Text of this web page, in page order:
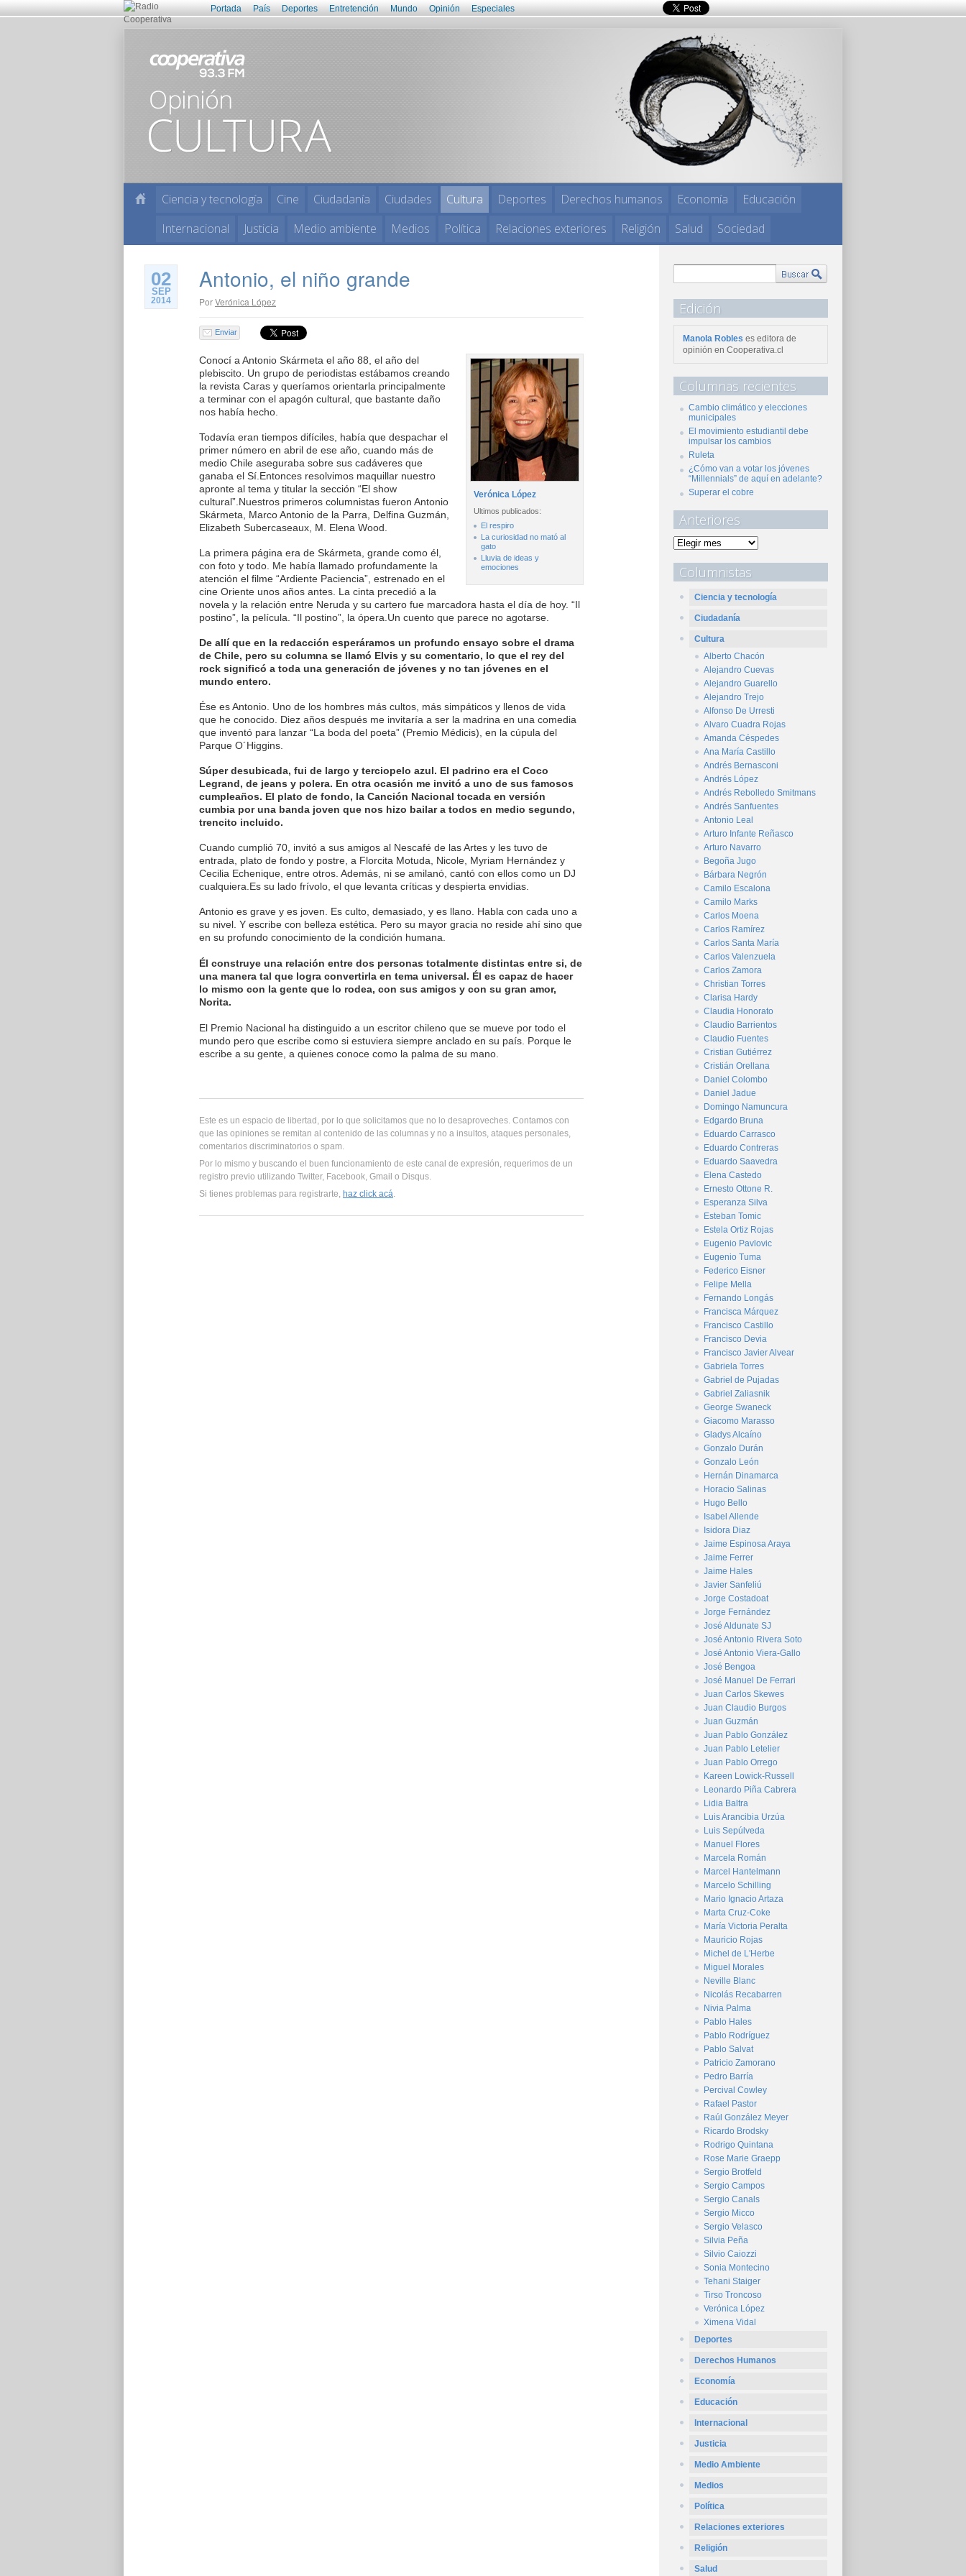
Portada País Deportes Entretención Mundo Opinión Especiales
Ciencia y tecnología Cine Ciudadanía Ciudades Cultura Deportes Derechos humanos Economía
Educación
Internacional
Justicia Medio ambiente Medios Política Relaciones exteriores Religión Salud Sociedad
02
SEP
2014
Antonio, el niño grande
PorVerónica López
Enviar
Verónica López
Ultimos publicados:
El respiro
La curiosidad no mató al
gato
Lluvia de ideas y
emociones
Conocí a Antonio Skármeta el año 88, el año del
plebiscito. Un grupo de periodistas estábamos creando
la revista Caras y queríamos orientarla principalmente
a terminar con el apagón cultural, que bastante daño
nos había hecho.
Todavía eran tiempos difíciles, había que despachar el
primer número en abril de ese año, cuando más de
medio Chile aseguraba sobre sus cadáveres que
ganaba el Sí.Entonces resolvimos maquillar nuestro
apronte al tema y titular la sección “El show
cultural”.Nuestros primeros columnistas fueron Antonio
Skármeta, Marco Antonio de la Parra, Delfina Guzmán,
Elizabeth Subercaseaux, M. Elena Wood.
La primera página era de Skármeta, grande como él,
con foto y todo. Me había llamado profundamente la
atención el filme “Ardiente Paciencia”, estrenado en el
cine Oriente unos años antes. La cinta precedió a la
novela y la relación entre Neruda y su cartero fue marcadora hasta el día de hoy. “Il
postino”, la película. “Il postino”, la ópera.Un cuento que parece no agotarse.
De allí que en la redacción esperáramos un profundo ensayo sobre el drama
de Chile, pero su columna se llamó Elvis y su comentario, lo que el rey del
rock significó a toda una generación de jóvenes y no tan jóvenes en el
mundo entero.
Ése es Antonio. Uno de los hombres más cultos, más simpáticos y llenos de vida
que he conocido. Diez años después me invitaría a ser la madrina en una comedia
que inventó para lanzar “La boda del poeta” (Premio Médicis), en la cúpula del
Parque O´Higgins.
Súper desubicada, fui de largo y terciopelo azul. El padrino era el Coco
Legrand, de jeans y polera. En otra ocasión me invitó a uno de sus famosos
cumpleaños. El plato de fondo, la Canción Nacional tocada en versión
cumbia por una banda joven que nos hizo bailar a todos en medio segundo,
trencito incluido.
Cuando cumplió 70, invitó a sus amigos al Nescafé de las Artes y les tuvo de
entrada, plato de fondo y postre, a Florcita Motuda, Nicole, Myriam Hernández y
Cecilia Echenique, entre otros. Además, ni se amilanó, cantó con ellos como un DJ
cualquiera.Es su lado frívolo, el que levanta críticas y despierta envidias.
Antonio es grave y es joven. Es culto, demasiado, y es llano. Habla con cada uno a
su nivel. Y escribe con belleza estética. Pero su mayor gracia no reside ahí sino que
en su profundo conocimiento de la condición humana.
Él construye una relación entre dos personas totalmente distintas entre si, de
una manera tal que logra convertirla en tema universal. Él es capaz de hacer
lo mismo con la gente que lo rodea, con sus amigos y con su gran amor,
Norita.
El Premio Nacional ha distinguido a un escritor chileno que se mueve por todo el
mundo pero que escribe como si estuviera siempre anclado en su país. Porque le
escribe a su gente, a quienes conoce como la palma de su mano.
Este es un espacio de libertad, por lo que solicitamos que no lo desaproveches. Contamos con
que las opiniones se remitan al contenido de las columnas y no a insultos, ataques personales,
comentarios discriminatorios o spam.
Por lo mismo y buscando el buen funcionamiento de este canal de expresión, requerimos de un
registro previo utilizando Twitter, Facebook, Gmail o Disqus.
Si tienes problemas para registrarte, haz click acá.
Edición
Manola Robles es editora de
opinión en Cooperativa.cl
Columnas recientes
Cambio climático y elecciones
municipales
El movimiento estudiantil debe
impulsar los cambios
Ruleta
¿Cómo van a votar los jóvenes
“Millennials” de aquí en adelante?
Superar el cobre
Anteriores
Columnistas
Ciencia y tecnología
Ciudadanía
Cultura
Alberto Chacón
Alejandro Cuevas
Alejandro Guarello
Alejandro Trejo
Alfonso De Urresti
Alvaro Cuadra Rojas
Amanda Céspedes
Ana María Castillo
Andrés Bernasconi
Andrés López
Andrés Rebolledo Smitmans
Andrés Sanfuentes
Antonio Leal
Arturo Infante Reñasco
Arturo Navarro
Begoña Jugo
Bárbara Negrón
Camilo Escalona
Camilo Marks
Carlos Moena
Carlos Ramírez
Carlos Santa María
Carlos Valenzuela
Carlos Zamora
Christian Torres
Clarisa Hardy
Claudia Honorato
Claudio Barrientos
Claudio Fuentes
Cristian Gutiérrez
Cristián Orellana
Daniel Colombo
Daniel Jadue
Domingo Namuncura
Edgardo Bruna
Eduardo Carrasco
Eduardo Contreras
Eduardo Saavedra
Elena Castedo
Ernesto Ottone R.
Esperanza Silva
Esteban Tomic
Estela Ortiz Rojas
Eugenio Pavlovic
Eugenio Tuma
Federico Eisner
Felipe Mella
Fernando Longás
Francisca Márquez
Francisco Castillo
Francisco Devia
Francisco Javier Alvear
Gabriela Torres
Gabriel de Pujadas
Gabriel Zaliasnik
George Swaneck
Giacomo Marasso
Gladys Alcaíno
Gonzalo Durán
Gonzalo León
Hernán Dinamarca
Horacio Salinas
Hugo Bello
Isabel Allende
Isidora Diaz
Jaime Espinosa Araya
Jaime Ferrer
Jaime Hales
Javier Sanfeliú
Jorge Costadoat
Jorge Fernández
José Aldunate SJ
José Antonio Rivera Soto
José Antonio Viera-Gallo
José Bengoa
José Manuel De Ferrari
Juan Carlos Skewes
Juan Claudio Burgos
Juan Guzmán
Juan Pablo González
Juan Pablo Letelier
Juan Pablo Orrego
Kareen Lowick-Russell
Leonardo Piña Cabrera
Lidia Baltra
Luis Arancibia Urzúa
Luis Sepúlveda
Manuel Flores
Marcela Román
Marcel Hantelmann
Marcelo Schilling
Mario Ignacio Artaza
Marta Cruz-Coke
María Victoria Peralta
Mauricio Rojas
Michel de L'Herbe
Miguel Morales
Neville Blanc
Nicolás Recabarren
Nivia Palma
Pablo Hales
Pablo Rodríguez
Pablo Salvat
Patricio Zamorano
Pedro Barría
Percival Cowley
Rafael Pastor
Raúl González Meyer
Ricardo Brodsky
Rodrigo Quintana
Rose Marie Graepp
Sergio Brotfeld
Sergio Campos
Sergio Canals
Sergio Micco
Sergio Velasco
Silvia Peña
Silvio Caiozzi
Sonia Montecino
Tehani Staiger
Tirso Troncoso
Verónica López
Ximena Vidal
Deportes
Derechos Humanos
Economía
Educación
Internacional
Justicia
Medio Ambiente
Medios
Política
Relaciones exteriores
Religión
Salud